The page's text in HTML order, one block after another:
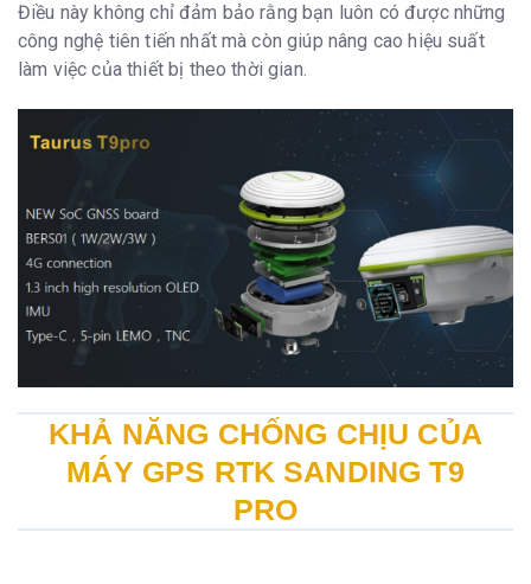
Điều này không chỉ đảm bảo rằng bạn luôn có được những
công nghệ tiên tiến nhất mà còn giúp nâng cao hiệu suất
làm việc của thiết bị theo thời gian.
KHẢ NĂNG CHỐNG CHỊU CỦA
MÁY GPS RTK SANDING T9
PRO